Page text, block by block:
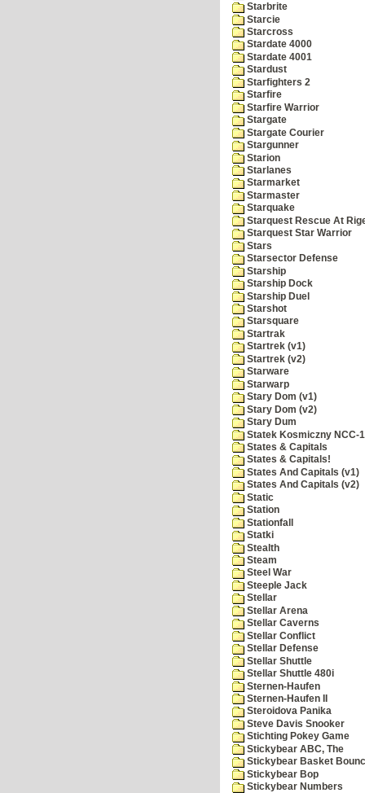
Starbrite
Starcie
Starcross
Stardate 4000
Stardate 4001
Stardust
Starfighters 2
Starfire
Starfire Warrior
Stargate
Stargate Courier
Stargunner
Starion
Starlanes
Starmarket
Starmaster
Starquake
Starquest Rescue At
Starquest Star Warrior
Stars
Starsector Defense
Starship
Starship Dock
Starship Duel
Starshot
Starsquare
Startrak
Startrek (v1)
Startrek (v2)
Starware
Starwarp
Stary Dom (v1)
Stary Dom (v2)
Stary Dum
Statek Kosmiczny NCC-
States & Capitals
States & Capitals!
States And Capitals (v1)
States And Capitals (v2)
Static
Station
Stationfall
Statki
Stealth
Steam
Steel War
Steeple Jack
Stellar
Stellar Arena
Stellar Caverns
Stellar Conflict
Stellar Defense
Stellar Shuttle
Stellar Shuttle 480i
Sternen-Haufen
Sternen-Haufen II
Steroidova Panika
Steve Davis Snooker
Stichting Pokey Game
Stickybear ABC, The
Stickybear Basket
Stickybear Bop
Stickybear Numbers